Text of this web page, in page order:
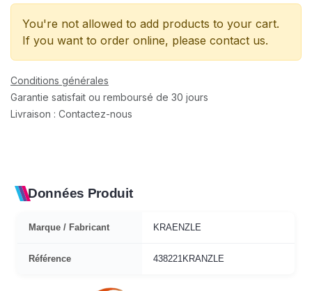
You're not allowed to add products to your cart.
If you want to order online, please contact us.
Conditions générales
Garantie satisfait ou remboursé de 30 jours
Livraison : Contactez-nous
Données Produit
Marque / Fabricant KRAENZLE
Référence 438221KRANZLE